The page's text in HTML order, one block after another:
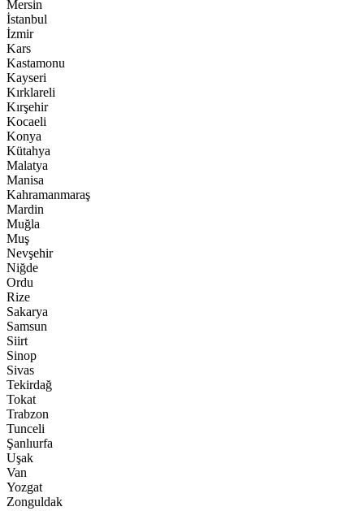
Mersin
İstanbul
İzmir
Kars
Kastamonu
Kayseri
Kırklareli
Kırşehir
Kocaeli
Konya
Kütahya
Malatya
Manisa
Kahramanmaraş
Mardin
Muğla
Muş
Nevşehir
Niğde
Ordu
Rize
Sakarya
Samsun
Siirt
Sinop
Sivas
Tekirdağ
Tokat
Trabzon
Tunceli
Şanlıurfa
Uşak
Van
Yozgat
Zonguldak